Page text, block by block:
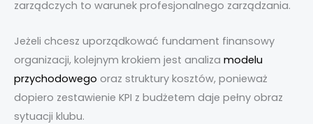
zarządczych to warunek profesjonalnego zarządzania.
Jeżeli chcesz uporządkować fundament finansowy
organizacji, kolejnym krokiem jest analiza modelu
przychodowego oraz struktury kosztów, ponieważ
dopiero zestawienie KPI z budżetem daje pełny obraz
sytuacji klubu.